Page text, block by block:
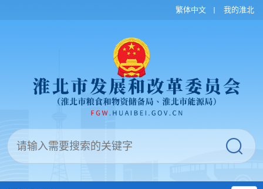
繁体中文 我的淮北